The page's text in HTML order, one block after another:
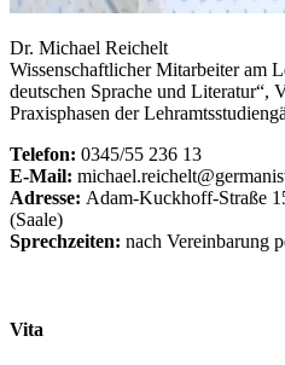
Dr. Michael Reichelt
Wissenschaftlicher Mitarbeiter am
deutschen Sprache und Literatur“,
Praxisphasen der
Telefon: 0345/55 236 13
E-Mail:
Adresse: Adam-Kuckhoff-Straße
(Saale)
Sprechzeiten: nach Vereinbarung
Vita